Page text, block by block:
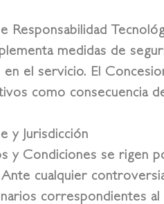
Responsabilidad
medidas de
en el servicio. El
como consecuencia
y Jurisdicción
y Condiciones se rigen
cualquier
correspondientes al